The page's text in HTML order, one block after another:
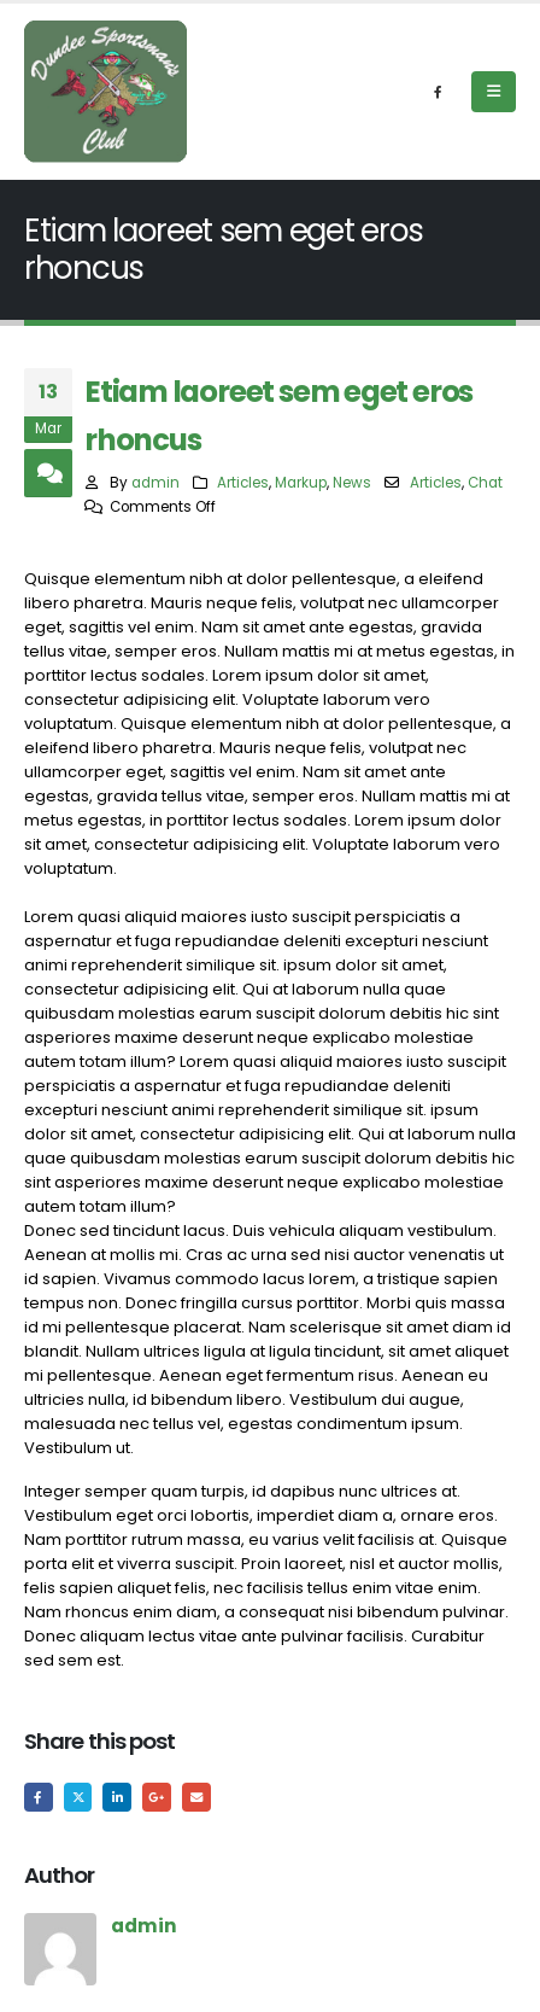
Etiam laoreet sem eget eros
rhoncus
13
Mar
Etiam laoreet sem eget eros
rhoncus
By admin Articles,Markup,News Articles, Chat
Comments Offon
sem
eget
eros
rhoncus
Quisque elementum nibh at dolor pellentesque, a eleifend
libero pharetra. Mauris neque felis, volutpat nec ullamcorper
eget, sagittis vel enim. Nam sit amet ante egestas, gravida
tellus vitae, semper eros. Nullam mattis mi at metus egestas, in
porttitor lectus sodales. Lorem ipsum dolor sit amet,
consectetur adipisicing elit. Voluptate laborum vero
voluptatum. Quisque elementum nibh at dolor pellentesque, a
eleifend libero pharetra. Mauris neque felis, volutpat nec
ullamcorper eget, sagittis vel enim. Nam sit amet ante
egestas, gravida tellus vitae, semper eros. Nullam mattis mi at
metus egestas, in porttitor lectus sodales. Lorem ipsum dolor
sit amet, consectetur adipisicing elit. Voluptate laborum vero
voluptatum.
Lorem quasi aliquid maiores iusto suscipit perspiciatis a
aspernatur et fuga repudiandae deleniti excepturi nesciunt
animi reprehenderit similique sit. ipsum dolor sit amet,
consectetur adipisicing elit. Qui at laborum nulla quae
quibusdam molestias earum suscipit dolorum debitis hic sint
asperiores maxime deserunt neque explicabo molestiae
autem totam illum? Lorem quasi aliquid maiores iusto suscipit
perspiciatis a aspernatur et fuga repudiandae deleniti
excepturi nesciunt animi reprehenderit similique sit. ipsum
dolor sit amet, consectetur adipisicing elit. Qui at laborum nulla
quae quibusdam molestias earum suscipit dolorum debitis hic
sint asperiores maxime deserunt neque explicabo molestiae
autem totam illum?
Donec sed tincidunt lacus. Duis vehicula aliquam vestibulum.
Aenean at mollis mi. Cras ac urna sed nisi auctor venenatis ut
id sapien. Vivamus commodo lacus lorem, a tristique sapien
tempus non. Donec fringilla cursus porttitor. Morbi quis massa
id mi pellentesque placerat. Nam scelerisque sit amet diam id
blandit. Nullam ultrices ligula at ligula tincidunt, sit amet aliquet
mi pellentesque. Aenean eget fermentum risus. Aenean eu
ultricies nulla, id bibendum libero. Vestibulum dui augue,
malesuada nec tellus vel, egestas condimentum ipsum.
Vestibulum ut.
Integer semper quam turpis, id dapibus nunc ultrices at.
Vestibulum eget orci lobortis, imperdiet diam a, ornare eros.
Nam porttitor rutrum massa, eu varius velit facilisis at. Quisque
porta elit et viverra suscipit. Proin laoreet, nisl et auctor mollis,
felis sapien aliquet felis, nec facilisis tellus enim vitae enim.
Nam rhoncus enim diam, a consequat nisi bibendum pulvinar.
Donec aliquam lectus vitae ante pulvinar facilisis. Curabitur
sed sem est.
Share this post
Author
admin